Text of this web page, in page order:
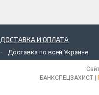
ДОСТАВКА И ОПЛАТА
Доставка по всей Украине
БАНКСПЕЦЗАХИСТ |